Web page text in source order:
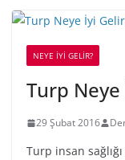
NEYE İYİ GELİR?
Turp Neye
29 Şubat 2016
Turp insan